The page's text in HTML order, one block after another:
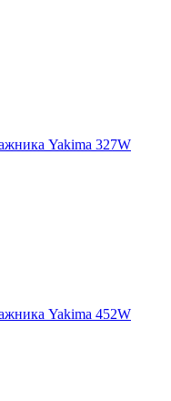
Yakima 327W
Yakima 452W